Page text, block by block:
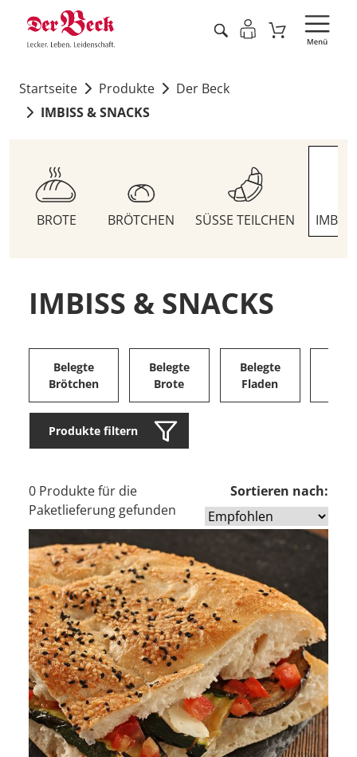
Startseite Produkte
Der Beck
IMBISS & SNACKS
BROTE BRÖTCHEN SÜSSE TEILCHEN
IMBISS & SNACKS
Belegte
Brötchen
Belegte
Brote
Belegte
Fladen
Produkte filtern
0 Produkte für die
Paketlieferung gefunden
Sortieren nach: